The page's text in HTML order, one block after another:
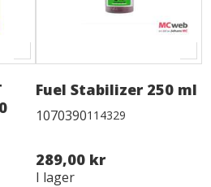
Fuel Stabilizer 250 ml
1070390114329
289,00 kr
I lager